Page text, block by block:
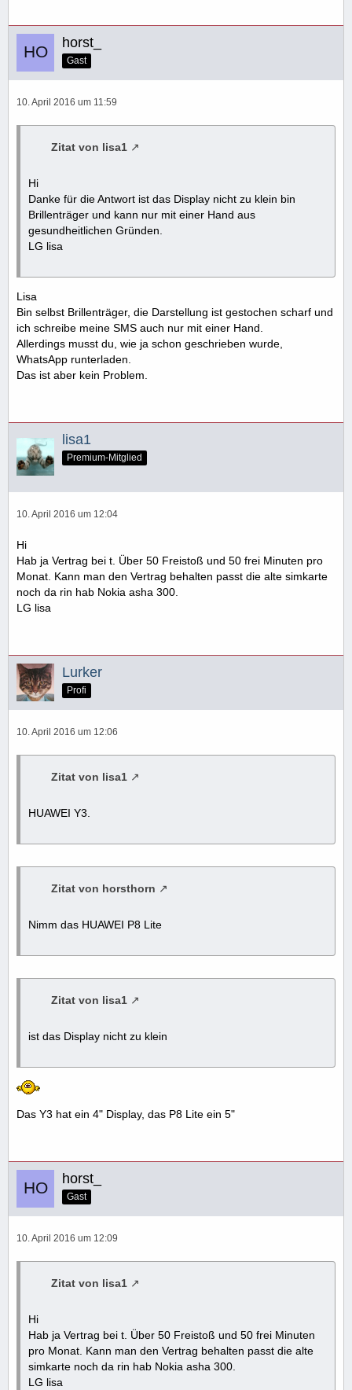
horst_
Gast
10. April 2016 um 11:59
Zitat von lisa1
Hi
Danke für die Antwort ist das Display nicht zu klein bin
Brillenträger und kann nur mit einer Hand aus
gesundheitlichen Gründen.
LG lisa
Lisa
Bin selbst Brillenträger, die Darstellung ist gestochen scharf und
ich schreibe meine SMS auch nur mit einer Hand.
Allerdings musst du, wie ja schon geschrieben wurde,
WhatsApp runterladen.
Das ist aber kein Problem.
lisa1
Premium-Mitglied
10. April 2016 um 12:04
Hi
Hab ja Vertrag bei t. Über 50 Freistoß und 50 frei Minuten pro
Monat. Kann man den Vertrag behalten passt die alte simkarte
noch da rin hab Nokia asha 300.
LG lisa
Lurker
Profi
10. April 2016 um 12:06
Zitat von lisa1
HUAWEI Y3.
Zitat von horsthorn
Nimm das HUAWEI P8 Lite
Zitat von lisa1
ist das Display nicht zu klein
Das Y3 hat ein 4" Display, das P8 Lite ein 5"
horst_
Gast
10. April 2016 um 12:09
Zitat von lisa1
Hi
Hab ja Vertrag bei t. Über 50 Freistoß und 50 frei Minuten
pro Monat. Kann man den Vertrag behalten passt die alte
simkarte noch da rin hab Nokia asha 300.
LG lisa